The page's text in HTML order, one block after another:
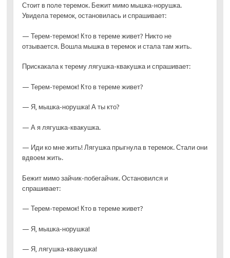
Стоит в поле теремок. Бежит мимо мышка-норушка.
Увидела теремок, остановилась и спрашивает:
— Терем-теремок! Кто в тереме живет? Никто не
отзывается. Вошла мышка в теремок и стала там жить.
Прискакала к терему лягушка-квакушка и спрашивает:
— Терем-теремок! Кто в тереме живет?
— Я, мышка-норушка! А ты кто?
— А я лягушка-квакушка.
— Иди ко мне жить! Лягушка прыгнула в теремок. Стали они
вдвоем жить.
Бежит мимо зайчик-побегайчик. Остановился и
спрашивает:
— Терем-теремок! Кто в тереме живет?
— Я, мышка-норушка!
— Я, лягушка-квакушка!